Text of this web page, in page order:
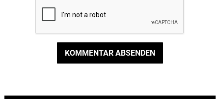
KOMMENTAR ABSENDEN